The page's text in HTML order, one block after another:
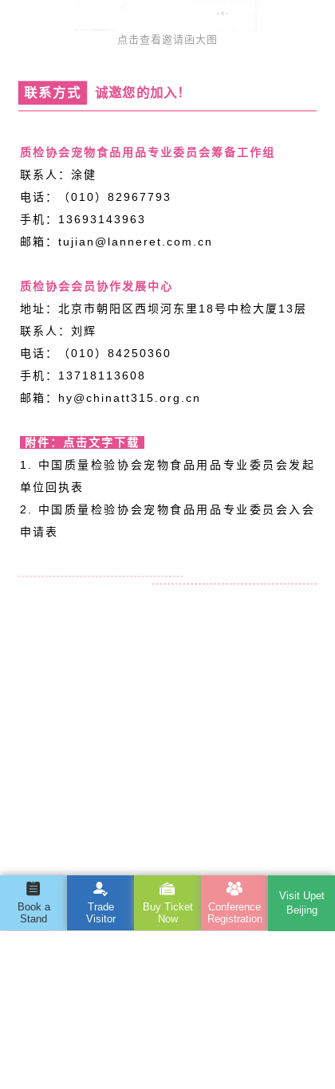
点击查看邀请函大图
联系方式 诚邀您的加入！
质检协会宠物食品用品专业委员会筹备工作组
联系人：涂健
电话：（010）82967793
手机：13693143963
邮箱：tujian@lanneret.com.cn
质检协会会员协作发展中心
地址：北京市朝阳区西坝河东里18号中检大厦13层
联系人：刘辉
电话：（010）84250360
手机：13718113608
邮箱：hy@chinatt315.org.cn
附件：点击文字下载
1. 中国质量检验协会宠物食品用品专业委员会发起
单位回执表
2. 中国质量检验协会宠物食品用品专业委员会入会
申请表
Book a
Stand
Trade
Visitor
Buy Ticket
Now
Conference
Registration
Visit Upet
Beijing